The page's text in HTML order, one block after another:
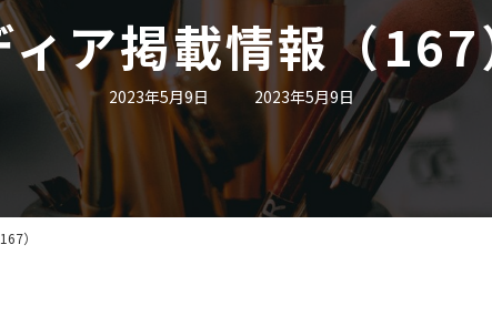
ィア掲載情報（167
2023年5月9日 最
終
日
2023年5月9日
）